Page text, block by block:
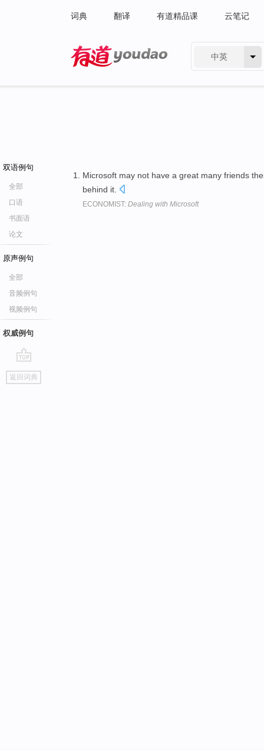
词典 翻译 有道精品课 云笔记
中英
双语例句
全部
口语
书面语
论文
原声例句
全部
音频例句
视频例句
权威例句
go
top
返回词典
Microsoft may not have a great many friends
behind it.
ECONOMIST: Dealing with Microsoft